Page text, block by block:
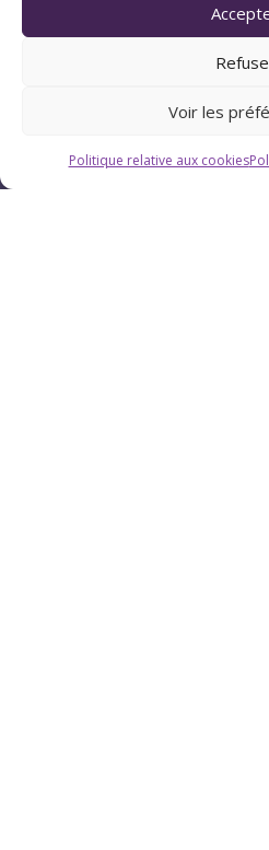
Voir les
Politique relative aux cookies
Du lundi au vendredi